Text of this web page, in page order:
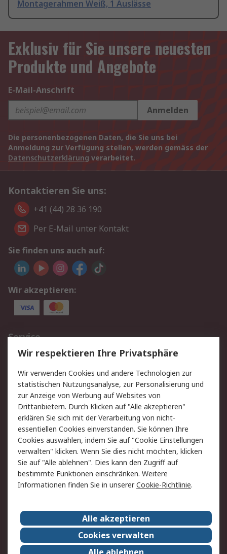
Montagerahmen Weiß, 1 Auslässe
Exklusiv für Sie unsere neuesten
Produkte und Angebote
E-Mail-Anschrift
Anmelden
Die personenbezogenen Daten, die Sie uns bei
Anmeldung zur Verfügung stellen, werden gemäss der
Datenschutzerklärung verarbeitet.
Kontaktieren Sie uns:
+41 (44) 28 36 190
Per E-Mail unter Kontakt
Sie finden uns auch auf:
Wir akzeptieren:
Service
Value Added Services
Lieferlösungen
Rücksendungen
Kontakt
Hilfe
Rechtliches
AGB
Datenschutz
Cookie-Richtlinie
Zahlungsbedingungen
Copyright/Impressum
Über RS
Karriere bei RS
Nachhaltigkeit
Qualität/Umwelt/ZertifikatePresse-Center
Event-Center
Wir respektieren Ihre Privatsphäre
Wir verwenden Cookies und andere Technologien zur
statistischen Nutzungsanalyse, zur Personalisierung und
zur Anzeige von Werbung auf Websites von
Drittanbietern. Durch Klicken auf "Alle akzeptieren"
erklären Sie sich mit der Verarbeitung von nicht-
essentiellen Cookies einverstanden. Sie können Ihre
Cookies auswählen, indem Sie auf "Cookie Einstellungen
verwalten" klicken. Wenn Sie dies nicht möchten, klicken
Sie auf "Alle ablehnen". Dies kann den Zugriff auf
bestimmte Funktionen einschränken. Weitere
Informationen finden Sie in unsererCookie-Richtlinie.
Alle akzeptieren
Cookies verwalten